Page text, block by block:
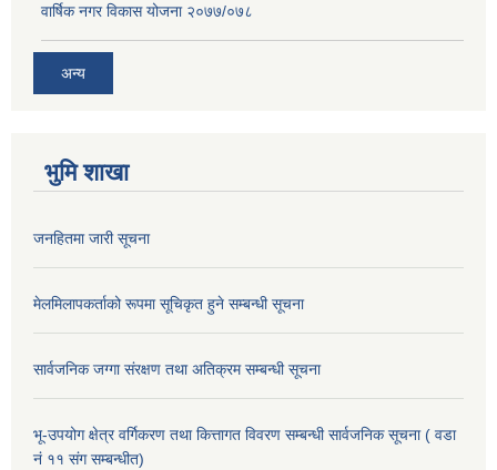
वार्षिक नगर विकास योजना २०७७/०७८
अन्य
भुमि शाखा
जनहितमा जारी सूचना
मेलमिलापकर्ताको रूपमा सूचिकृत हुने सम्बन्धी सूचना
सार्वजनिक जग्गा संरक्षण तथा अतिक्रम सम्बन्धी सूचना
भू-उपयोग क्षेत्र वर्गिकरण तथा कित्तागत विवरण सम्बन्धी सार्वजनिक सूचना ( वडा
नं ११ संग सम्बन्धीत)